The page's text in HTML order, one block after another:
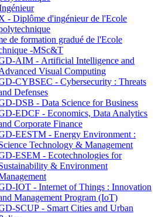
- Diplôme d'ingénieur de l'Ecole
de formation gradué de l'Ecole
-MSc&T
AIM - Artificial Intelligence and
Visual Computing
CYBSEC - Cybersecurity : Threats
Defenses
DSB - Data Science for Business
EDCF - Economics, Data Analytics
Corporate Finance
EESTM - Energy Environment :
Technology & Management
ESEM - Ecotechnologies for
& Environment
IOT - Internet of Things : Innovation
Management Program (IoT)
SCUP - Smart Cities and Urban